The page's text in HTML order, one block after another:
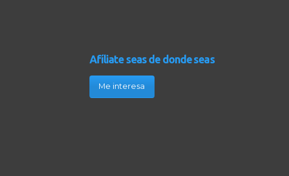
Afíliate seas de donde seas
Me interesa